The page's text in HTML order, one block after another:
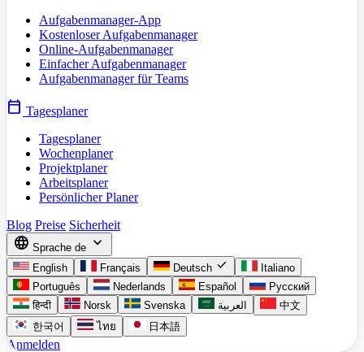
Aufgabenmanager-App
Kostenloser Aufgabenmanager
Online-Aufgabenmanager
Einfacher Aufgabenmanager
Aufgabenmanager für Teams
calendar_today Tagesplaner
Tagesplaner
Wochenplaner
Projektplaner
Arbeitsplaner
Persönlicher Planer
Blog Preise Sicherheit
language Sprache de expand_more
English Français Deutsch check
Italiano
Português
Nederlands Español
Русский
हिन्दी
Norsk Svenska العربية
中文
한국어
ไทย 日本語
Anmelden